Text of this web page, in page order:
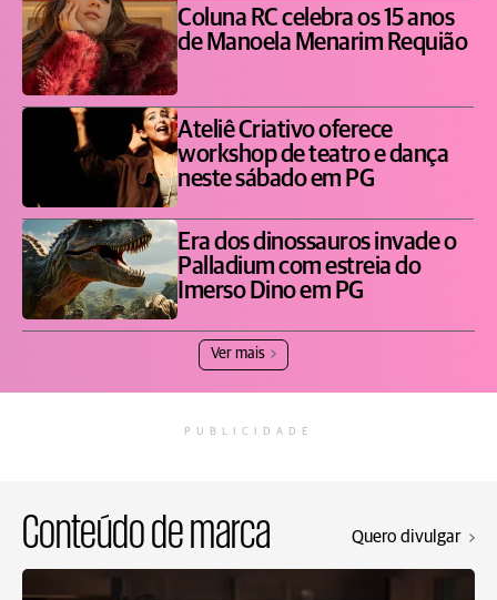
Coluna RC celebra os 15 anos
de Manoela Menarim Requião
Ateliê Criativo oferece
workshop de teatro e dança
neste sábado em PG
Era dos dinossauros invade o
Palladium com estreia do
Imerso Dino em PG
Ver mais
PUBLICIDADE
Conteúdo de marca Quero divulgar